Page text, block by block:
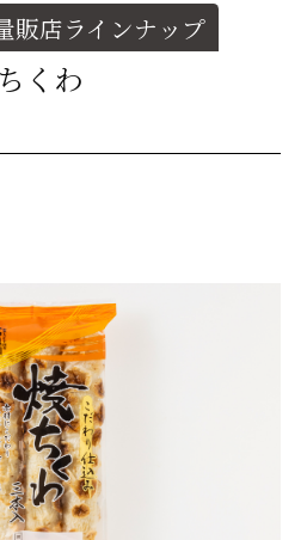
開発
理
報
アル中
販店ラインナップ
くわ